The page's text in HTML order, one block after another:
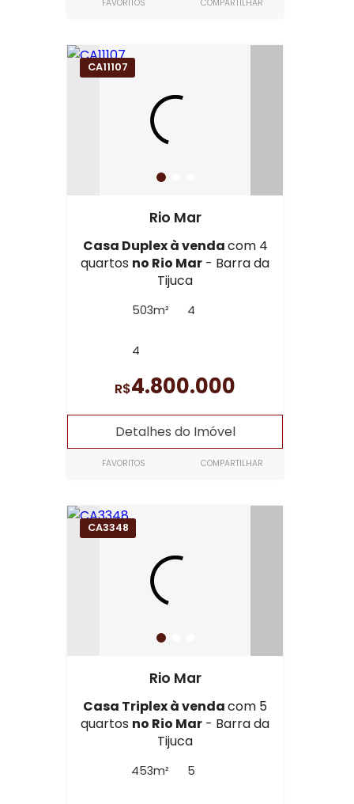
FAVORITOS COMPARTILHAR
CA11107
Rio Mar
Casa Duplex à vendacom 4
quartos no Rio Mar - Barra da
Tijuca
503m² 4
4
R$4.800.000
Detalhes do Imóvel
FAVORITOS COMPARTILHAR
CA3348
Rio Mar
Casa Triplex à vendacom 5
quartos no Rio Mar - Barra da
Tijuca
453m² 5